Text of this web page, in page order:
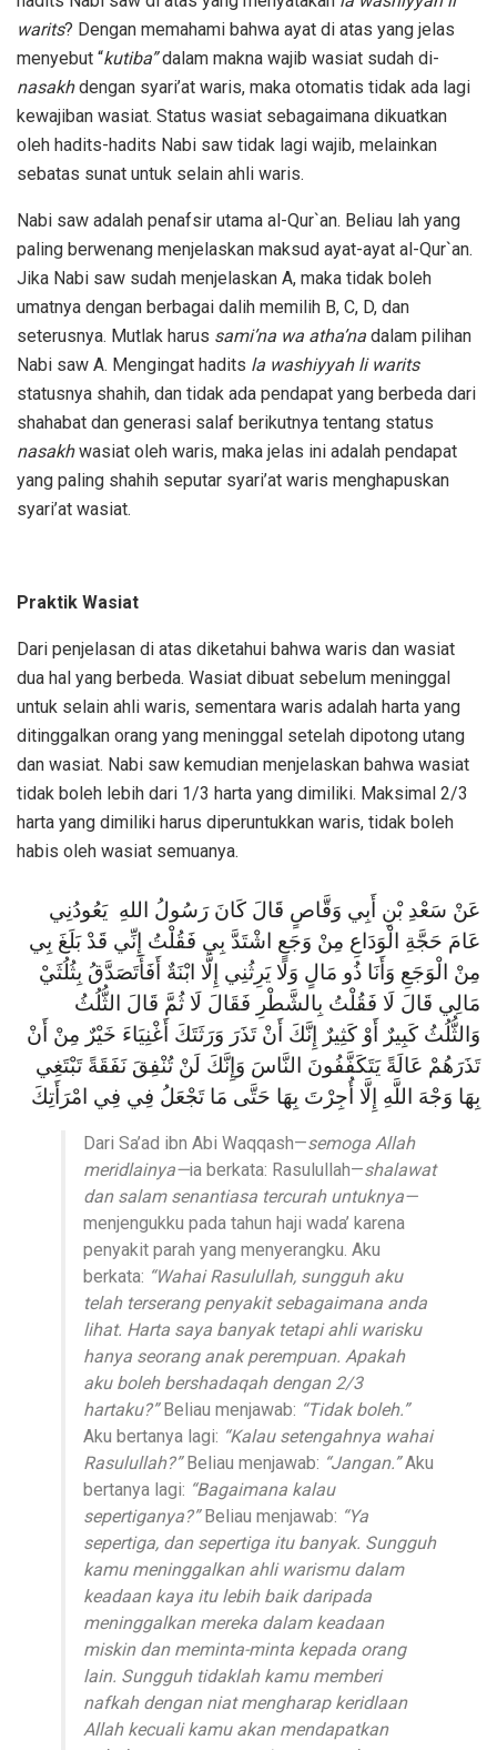
warits? Dengan memahami bahwa ayat di atas yang jelas
menyebut “kutiba”dalam makna wajib wasiat sudah di-
nasakhdengan syari’at waris, maka otomatis tidak ada lagi
kewajiban wasiat. Status wasiat sebagaimana dikuatkan
oleh hadits-hadits Nabi saw tidak lagi wajib, melainkan
sebatas sunat untuk selain ahli waris.
Nabi saw adalah penafsir utama al-Qur`an. Beliau lah yang
paling berwenang menjelaskan maksud ayat-ayat al-Qur`an.
Jika Nabi saw sudah menjelaskan A, maka tidak boleh
umatnya dengan berbagai dalih memilih B, C, D, dan
seterusnya. Mutlak harus sami’na wa atha’na dalam pilihan
Nabi saw A. Mengingat hadits la washiyyah li warits
statusnya shahih, dan tidak ada pendapat yang berbeda dari
shahabat dan generasi salaf berikutnya tentang status
nasakhwasiat oleh waris, maka jelas ini adalah pendapat
yang paling shahih seputar syari’at waris menghapuskan
syari’at wasiat.
Praktik Wasiat
Dari penjelasan di atas diketahui bahwa waris dan wasiat
dua hal yang berbeda. Wasiat dibuat sebelum meninggal
untuk selain ahli waris, sementara waris adalah harta yang
ditinggalkan orang yang meninggal setelah dipotong utang
dan wasiat. Nabi saw kemudian menjelaskan bahwa wasiat
tidak boleh lebih dari 1/3 harta yang dimiliki. Maksimal 2/3
harta yang dimiliki harus diperuntukkan waris, tidak boleh
habis oleh wasiat semuanya.
عَنْ سَعْدِ بْنِ أَبِي وَقَّاصٍ قَالَ كَانَ رَسُولُ اللهِ يَعُودُنِي
عَامَ حَجَّةِ الْوَدَاعِ مِنْ وَجَعٍ اشْتَدَّ بِي فَقُلْتُ إِنِّي قَدْ بَلَغَ بِي
مِنْ الْوَجَعِ وَأَنَا ذُو مَالٍ وَلَا يَرِثُنِي إِلَّا ابْنَةٌ أَفَأَتَصَدَّقُ بِثُلُثَيْ
مَالِي قَالَ لَا فَقُلْتُ بِالشَّطْرِ فَقَالَ لَا ثُمَّ قَالَ الثُّلُثُ
وَالثُّلُثُ كَبِيرٌ أَوْ كَثِيرٌ إِنَّكَ أَنْ تَذَرَ وَرَثَتَكَ أَغْنِيَاءَ خَيْرٌ مِنْ أَنْ
تَذَرَهُمْ عَالَةً يَتَكَفَّفُونَ النَّاسَ وَإِنَّكَ لَنْ تُنْفِقَ نَفَقَةً تَبْتَغِي
بِهَا وَجْهَ اللَّهِ إِلَّا أُجِرْتَ بِهَا حَتَّى مَا تَجْعَلُ فِي فِي امْرَأَتِكَ
Dari Sa’ad ibn Abi Waqqash—semoga Allah
meridlainya—ia berkata: Rasulullah—shalawat
dan salam senantiasa tercurah untuknya—
menjengukku pada tahun haji wada’ karena
penyakit parah yang menyerangku. Aku
berkata: “Wahai Rasulullah, sungguh aku
telah terserang penyakit sebagaimana anda
lihat. Harta saya banyak tetapi ahli warisku
hanya seorang anak perempuan. Apakah
aku boleh bershadaqah dengan 2/3
hartaku?”Beliau menjawab: “Tidak boleh.”
Aku bertanya lagi: “Kalau setengahnya wahai
Rasulullah?”Beliau menjawab: “Jangan.”Aku
bertanya lagi: “Bagaimana kalau
sepertiganya?”Beliau menjawab: “Ya
sepertiga, dan sepertiga itu banyak. Sungguh
kamu meninggalkan ahli warismu dalam
keadaan kaya itu lebih baik daripada
meninggalkan mereka dalam keadaan
miskin dan meminta-minta kepada orang
lain. Sungguh tidaklah kamu memberi
nafkah dengan niat mengharap keridlaan
Allah kecuali kamu akan mendapatkan